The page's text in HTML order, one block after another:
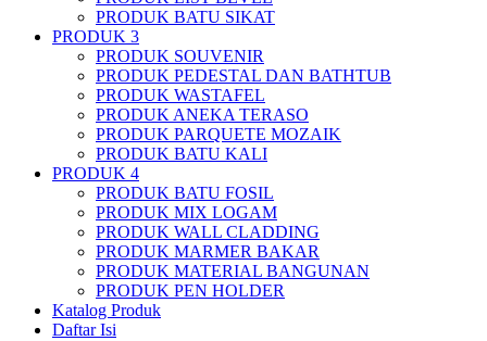
PRODUK BATU SIKAT
PRODUK 3
PRODUK SOUVENIR
PRODUK PEDESTAL DAN BATHTUB
PRODUK WASTAFEL
PRODUK ANEKA TERASO
PRODUK PARQUETE MOZAIK
PRODUK BATU KALI
PRODUK 4
PRODUK BATU FOSIL
PRODUK MIX LOGAM
PRODUK WALL CLADDING
PRODUK MARMER BAKAR
PRODUK MATERIAL BANGUNAN
PRODUK PEN HOLDER
Katalog Produk
Daftar Isi